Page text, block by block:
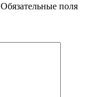
Обязательные поля